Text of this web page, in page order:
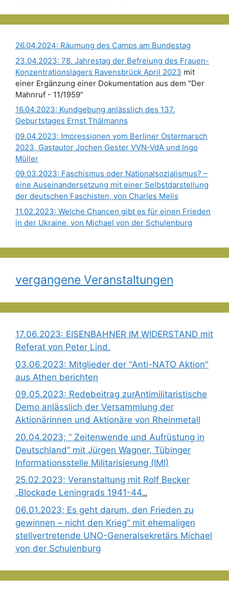
26.04.2024: Räumung des Camps am Bundestag
23.04.2023: 78. Jahrestag der Befreiung des Frauen-
Konzentrationslagers Ravensbrück April 2023 mit
einer Ergänzung einer Dokumentation aus dem "Der
Mahnruf - 11/1959"
16.04.2023: Kundgebung anlässlich des 137.
Geburtstages Ernst Thälmanns
09.04.2023: Impressionen vom Berliner Ostermarsch
2023, Gastautor Jochen Gester VVN-VdA und Ingo
Müller
09.03.2023: Faschismus oder Nationalsozialismus? –
eine Auseinandersetzung mit einer Selbstdarstellung
der deutschen Faschisten, von Charles Melis
11.02.2023: Welche Chancen gibt es für einen Frieden
in der Ukraine, von Michael von der Schulenburg
vergangene Veranstaltungen
17.06.2023: EISENBAHNER IM WIDERSTAND mit
Referat von Peter Lind.
03.06.2023: Mitglieder der "Anti-NATO Aktion"
aus Athen berichten
09.05.2023: Redebeitrag zurAntimilitaristische
Demo anlässlich der Versammlung der
Aktionärinnen und Aktionäre von Rheinmetall
20.04.2023; “ Zeitenwende und Aufrüstung in
Deutschland“ mit Jürgen Wagner, Tübinger
Informationsstelle Militarisierung (IMI)
25.02.2023; Veranstaltung mit Rolf Becker
„Blockade Leningrads 1941-44„,
06.01.2023; Es geht darum, den Frieden zu
gewinnen – nicht den Krieg“ mit ehemaligen
stellvertretende UNO-Generalsekretärs Michael
von der Schulenburg